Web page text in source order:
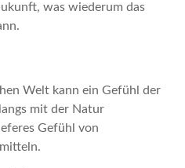
was wiederum das
Welt kann ein Gefühl der
mit der Natur
Gefühl von